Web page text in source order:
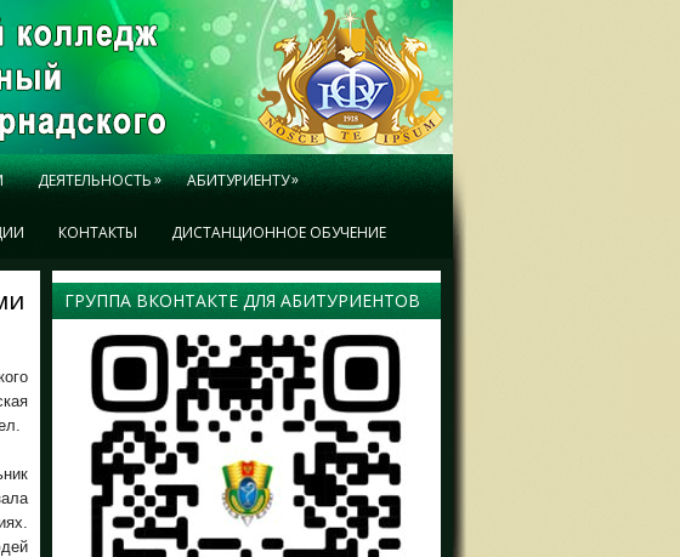
ДЕЯТЕЛЬНОСТЬ» АБИТУРИЕНТУ»
КОНТАКТЫ ДИСТАНЦИОННОЕ ОБУЧЕНИЕ
ГРУППА ВКОНТАКТЕ ДЛЯ АБИТУРИЕНТОВ